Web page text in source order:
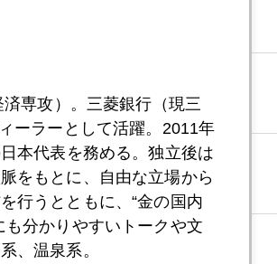
スカウントに
専攻）。三菱銀行（現三
ーラーとして活躍。2011年
本代表を務める。独立後は
をもとに、自由な立場から
行うとともに、“金の国内
分かりやすいトークや文
、温泉系。